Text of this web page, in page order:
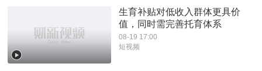
生育补贴对低收入群体更具价
值，同时需完善托育体系
08-19 17:00
短视频